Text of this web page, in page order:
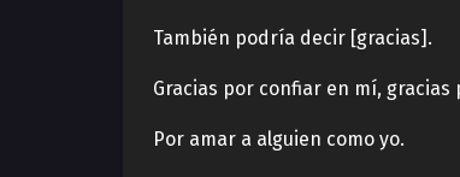
También podría decir [gracias].
Gracias por confiar en mí,
Por amar a alguien como yo.